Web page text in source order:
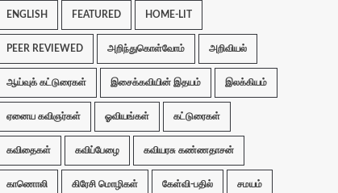
ENGLISH FEATURED HOME-LIT
PEER REVIEWED அறிந்துகொள்வோம் அறிவியல்
ஆய்வுக் கட்டுரைகள் இசைக்கவியின் இதயம் இலக்கியம்
ஏனைய கவிஞர்கள் ஓவியங்கள் கட்டுரைகள்
கவிதைகள் கவிப்பேழை கவியரசு கண்ணதாசன்
காணொலி கிரேசி மொழிகள் கேள்வி-பதில் சமயம்